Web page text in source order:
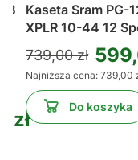
zł
Kaseta Sram PG-
XPLR 10-44 12
739,00 zł
Najniższa cena: 739,00
Do koszyka